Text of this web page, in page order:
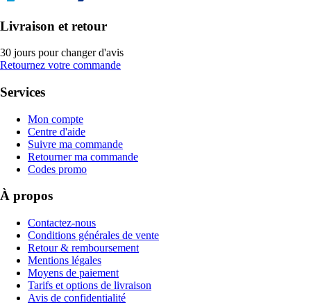
Livraison et retour
30 jours pour changer d'avis
Retournez votre commande
Services
Mon compte
Centre d'aide
Suivre ma commande
Retourner ma commande
Codes promo
À propos
Contactez-nous
Conditions générales de vente
Retour & remboursement
Mentions légales
Moyens de paiement
Tarifs et options de livraison
Avis de confidentialité